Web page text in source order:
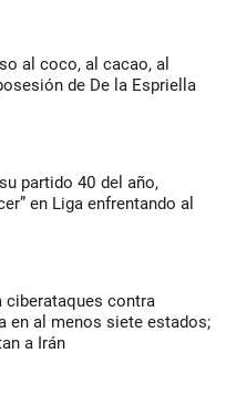
al coco, al cacao, al
de De la Espriella
partido 40 del año,
en Liga enfrentando al
ciberataques contra
en al menos siete estados;
a Irán